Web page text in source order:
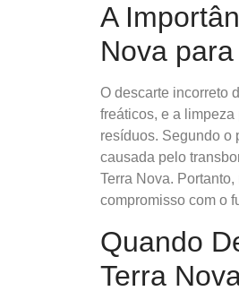
A
Nova
O descarte incorreto
freáticos, e a
resíduos. Segundo o
causada pelo
Terra Nova.
compromisso com o
Quando
Terra